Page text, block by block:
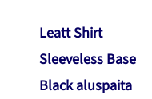
Leatt Shirt
Sleeveless Base
Black aluspaita